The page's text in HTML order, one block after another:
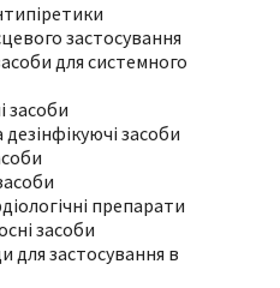
застосування
для системного
засоби
засоби
препарати
засоби
для застосування в